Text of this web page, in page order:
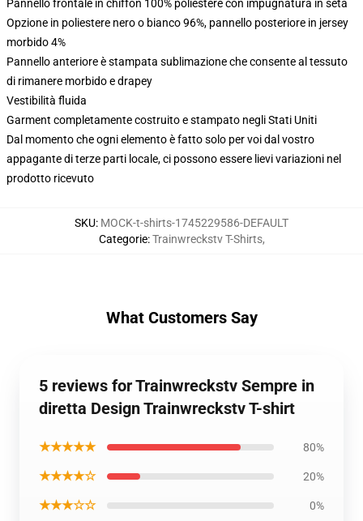
Pannello frontale in chiffon 100% poliestere con impugnatura in seta
Opzione in poliestere nero o bianco 96%, pannello posteriore in jersey
morbido 4%
Pannello anteriore è stampata sublimazione che consente al tessuto
di rimanere morbido e drapey
Vestibilità fluida
Garment completamente costruito e stampato negli Stati Uniti
Dal momento che ogni elemento è fatto solo per voi dal vostro
appagante di terze parti locale, ci possono essere lievi variazioni nel
prodotto ricevuto
SKU: MOCK-t-shirts-1745229586-DEFAULT
Categorie:Trainwreckstv T-Shirts,
What Customers Say
5 reviews for Trainwreckstv Sempre in
diretta Design Trainwreckstv T-shirt
★★★★★ 80%
★★★★☆ 20%
★★★☆☆ 0%